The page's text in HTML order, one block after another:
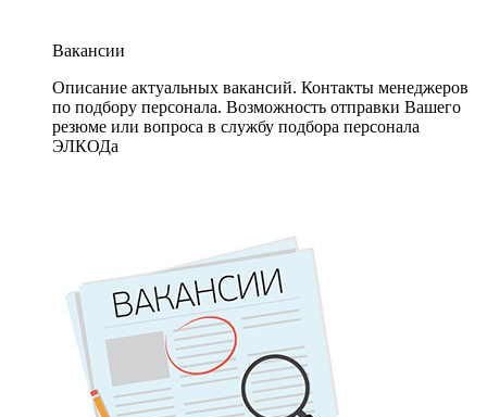
Вакансии
Описание актуальных вакансий. Контакты менеджеров
по подбору персонала. Возможность отправки Вашего
резюме или вопроса в службу подбора персонала
ЭЛКОДа